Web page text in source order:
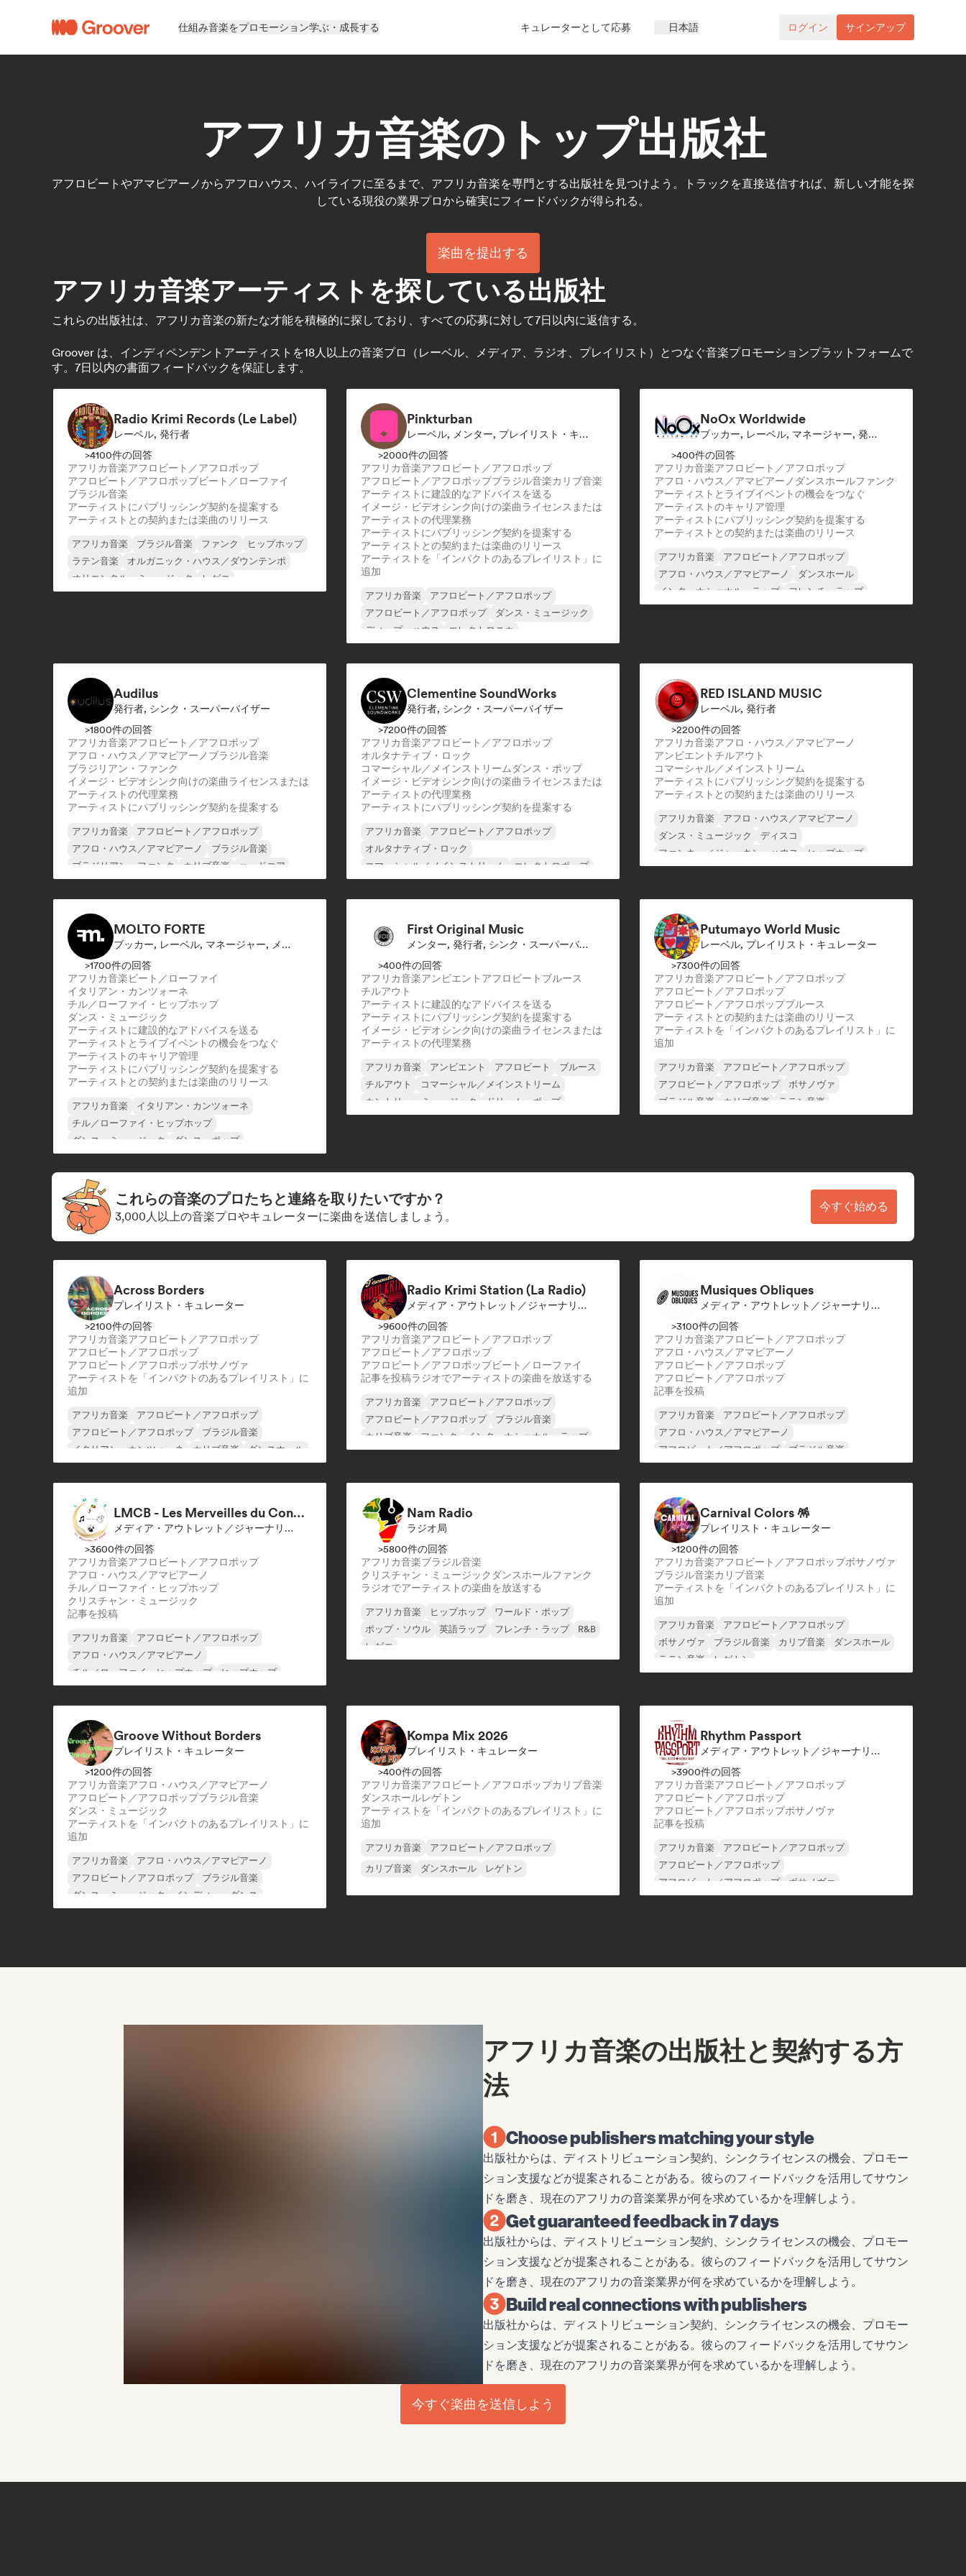
仕組み音楽をプロモーション学ぶ・成長する キュレーターとして応募 日本語 ログイン サインアップ
アフリカ音楽のトップ出版社
アフロビートやアマピアーノからアフロハウス、ハイライフに至るまで、アフリカ音楽を専門とする出版社を見つけよう。トラックを直接送信すれば、新しい才能を探
している現役の業界プロから確実にフィードバックが得られる。
楽曲を提出する
アフリカ音楽アーティストを探している出版社
これらの出版社は、アフリカ音楽の新たな才能を積極的に探しており、すべての応募に対して7日以内に返信する。
Groover は、インディペンデントアーティストを18人以上の音楽プロ（レーベル、メディア、ラジオ、プレイリスト）とつなぐ音楽プロモーションプラットフォームで
す。7日以内の書面フィードバックを保証します。
Radio Krimi Records (Le Label)
レーベル, 発行者
>4100件の回答
アフリカ音楽アフロビート／アフロポップ
アフロビート／アフロポップビート／ローファイ
ブラジル音楽
アーティストにパブリッシング契約を提案する
アーティストとの契約または楽曲のリリース
アフリカ音楽 ブラジル音楽 ファンク
ヒップホップ
ラテン音楽
オルガニック・ハウス／ダウンテンポ
オリエンタル・ミュージック
レゲエ
Pinkturban
レーベル, メンター, プレイリスト・キュレーター, 発行者, シンク・スーパーバイザー
>2000件の回答
アフリカ音楽アフロビート／アフロポップ
アフロビート／アフロポップブラジル音楽カリブ音楽
アーティストに建設的なアドバイスを送る
イメージ・ビデオシンク向けの楽曲ライセンスまたは
アーティストの代理業務
アーティストにパブリッシング契約を提案する
アーティストとの契約または楽曲のリリース
アーティストを「インパクトのあるプレイリスト」に
追加
アフリカ音楽
アフロビート／アフロポップ
アフロビート／アフロポップ
ダンス・ミュージック
ディープ・ハウス
エレクトロニカ
NoOx Worldwide
ブッカー, レーベル, マネージャー, 発行者
>400件の回答
アフリカ音楽アフロビート／アフロポップ
アフロ・ハウス／アマピアーノ ダンスホールファンク
アーティストとライブイベントの機会をつなぐ
アーティストのキャリア管理
アーティストにパブリッシング契約を提案する
アーティストとの契約または楽曲のリリース
アフリカ音楽
アフロビート／アフロポップ
アフロ・ハウス／アマピアーノ
ダンスホール
インターナショナル・ラップ
フレンチ・ラップ
Audilus
発行者, シンク・スーパーバイザー
>1800件の回答
アフリカ音楽アフロビート／アフロポップ
アフロ・ハウス／アマピアーノ ブラジル音楽
ブラジリアン・ファンク
イメージ・ビデオシンク向けの楽曲ライセンスまたは
アーティストの代理業務
アーティストにパブリッシング契約を提案する
アフリカ音楽
アフロビート／アフロポップ
アフロ・ハウス／アマピアーノ
ブラジル音楽
ブラジリアン・ファンク
カリブ音楽
ハードコア
Clementine SoundWorks
発行者, シンク・スーパーバイザー
>7200件の回答
アフリカ音楽アフロビート／アフロポップ
オルタナティブ・ロック
コマーシャル／メインストリーム ダンス・ポップ
イメージ・ビデオシンク向けの楽曲ライセンスまたは
アーティストの代理業務
アーティストにパブリッシング契約を提案する
アフリカ音楽
アフロビート／アフロポップ
オルタナティブ・ロック
コマーシャル／メインストリーム
エレクトロポップ
RED ISLAND MUSIC
レーベル, 発行者
>2200件の回答
アフリカ音楽アフロ・ハウス／アマピアーノ
アンビエント チルアウト
コマーシャル／メインストリーム
アーティストにパブリッシング契約を提案する
アーティストとの契約または楽曲のリリース
アフリカ音楽
アフロ・ハウス／アマピアーノ
ダンス・ミュージック
ディスコ
ファンキー／ジャッキン・ハウス
ヒップホップ
MOLTO FORTE
ブッカー, レーベル, マネージャー, メンター, 発行者
>1700件の回答
アフリカ音楽ビート／ローファイ
イタリアン・カンツォーネ
チル／ローファイ・ヒップホップ
ダンス・ミュージック
アーティストに建設的なアドバイスを送る
アーティストとライブイベントの機会をつなぐ
アーティストのキャリア管理
アーティストにパブリッシング契約を提案する
アーティストとの契約または楽曲のリリース
アフリカ音楽
イタリアン・カンツォーネ
チル／ローファイ・ヒップホップ
ダンス・ミュージック
ダンス・ポップ
First Original Music
メンター, 発行者, シンク・スーパーバイザー
>400件の回答
アフリカ音楽アンビエント アフロビート ブルース
チルアウト
アーティストに建設的なアドバイスを送る
アーティストにパブリッシング契約を提案する
イメージ・ビデオシンク向けの楽曲ライセンスまたは
アーティストの代理業務
アフリカ音楽 アンビエント アフロビート
ブルース
チルアウト
コマーシャル／メインストリーム
カントリー・ミュージック
ドリーム・ポップ
Putumayo World Music
レーベル, プレイリスト・キュレーター
>7300件の回答
アフリカ音楽アフロビート／アフロポップ
アフロビート／アフロポップ
アフロビート／アフロポップブルース
アーティストとの契約または楽曲のリリース
アーティストを「インパクトのあるプレイリスト」に
追加
アフリカ音楽
アフロビート／アフロポップ
アフロビート／アフロポップ
ボサノヴァ
ブラジル音楽
カリブ音楽
ラテン音楽
これらの音楽のプロたちと連絡を取りたいですか？
3,000人以上の音楽プロやキュレーターに楽曲を送信しましょう。
今すぐ始める
Across Borders
プレイリスト・キュレーター
>2100件の回答
アフリカ音楽アフロビート／アフロポップ
アフロビート／アフロポップ
アフロビート／アフロポップボサノヴァ
アーティストを「インパクトのあるプレイリスト」に
追加
アフリカ音楽
アフロビート／アフロポップ
アフロビート／アフロポップ
ブラジル音楽
イタリアン・カンツォーネ
カリブ音楽
ダンスホール
Radio Krimi Station (La Radio)
メディア・アウトレット／ジャーナリスト, ラジオ局
>9600件の回答
アフリカ音楽アフロビート／アフロポップ
アフロビート／アフロポップ
アフロビート／アフロポップビート／ローファイ
記事を投稿ラジオでアーティストの楽曲を放送する
アフリカ音楽
アフロビート／アフロポップ
アフロビート／アフロポップ
ブラジル音楽
カリブ音楽
ファンク
インターナショナル・ラップ
Musiques Obliques
メディア・アウトレット／ジャーナリスト
>3100件の回答
アフリカ音楽アフロビート／アフロポップ
アフロ・ハウス／アマピアーノ
アフロビート／アフロポップ
アフロビート／アフロポップ
記事を投稿
アフリカ音楽
アフロビート／アフロポップ
アフロ・ハウス／アマピアーノ
アフロビート／アフロポップ
ブラジル音楽
インターナショナル・ラップ
LMCB - Les Merveilles du Congo 🇨🇬
メディア・アウトレット／ジャーナリスト
>3600件の回答
アフリカ音楽アフロビート／アフロポップ
アフロ・ハウス／アマピアーノ
チル／ローファイ・ヒップホップ
クリスチャン・ミュージック
記事を投稿
アフリカ音楽
アフロビート／アフロポップ
アフロ・ハウス／アマピアーノ
チル／ローファイ・ヒップホップ
ヒップホップ
フレンチ・ラップ
Nam Radio
ラジオ局
>5800件の回答
アフリカ音楽ブラジル音楽
クリスチャン・ミュージック ダンスホールファンク
ラジオでアーティストの楽曲を放送する
アフリカ音楽 ヒップホップ
ワールド・ポップ
ポップ・ソウル
英語ラップ フレンチ・ラップ
R&B
レゲエ
Carnival Colors 🪅
プレイリスト・キュレーター
>1200件の回答
アフリカ音楽アフロビート／アフロポップボサノヴァ
ブラジル音楽カリブ音楽
アーティストを「インパクトのあるプレイリスト」に
追加
アフリカ音楽
アフロビート／アフロポップ
ボサノヴァ
ブラジル音楽 カリブ音楽
ダンスホール
ラテン音楽
レゲトン
Groove Without Borders
プレイリスト・キュレーター
>1200件の回答
アフリカ音楽アフロ・ハウス／アマピアーノ
アフロビート／アフロポップブラジル音楽
ダンス・ミュージック
アーティストを「インパクトのあるプレイリスト」に
追加
アフリカ音楽
アフロ・ハウス／アマピアーノ
アフロビート／アフロポップ
ブラジル音楽
ダンス・ミュージック
インディー・ダンス
Kompa Mix 2026
プレイリスト・キュレーター
>400件の回答
アフリカ音楽アフロビート／アフロポップカリブ音楽
ダンスホールレゲトン
アーティストを「インパクトのあるプレイリスト」に
追加
アフリカ音楽
アフロビート／アフロポップ
カリブ音楽
ダンスホール レゲトン
Rhythm Passport
メディア・アウトレット／ジャーナリスト
>3900件の回答
アフリカ音楽アフロビート／アフロポップ
アフロビート／アフロポップ
アフロビート／アフロポップボサノヴァ
記事を投稿
アフリカ音楽
アフロビート／アフロポップ
アフロビート／アフロポップ
アフロビート／アフロポップ
ボサノヴァ
アフリカ音楽の出版社と契約する方
法
Choose publishers matching your style
出版社からは、ディストリビューション契約、シンクライセンスの機会、プロモー
ション支援などが提案されることがある。彼らのフィードバックを活用してサウン
ドを磨き、現在のアフリカの音楽業界が何を求めているかを理解しよう。
Get guaranteed feedback in 7 days
出版社からは、ディストリビューション契約、シンクライセンスの機会、プロモー
ション支援などが提案されることがある。彼らのフィードバックを活用してサウン
ドを磨き、現在のアフリカの音楽業界が何を求めているかを理解しよう。
Build real connections with publishers
出版社からは、ディストリビューション契約、シンクライセンスの機会、プロモー
ション支援などが提案されることがある。彼らのフィードバックを活用してサウン
ドを磨き、現在のアフリカの音楽業界が何を求めているかを理解しよう。
今すぐ楽曲を送信しよう